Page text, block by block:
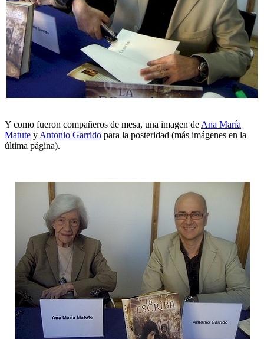
Y como fueron compañeros de mesa, una imagen de Ana María
Matute y Antonio Garrido para la posteridad (más imágenes en la
última página).